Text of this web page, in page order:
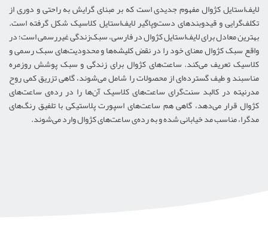
لایف‌استایل کژوال مفهوم جدیدی است که بر مبنای گرایش به راحتی و دوری از
تکلف‌گرایی و قید‌وبندهای دست‌وپاگیر لایف‌استایل کلاسیک شکل گرفته است.
بهترین معادل برای لایف‌استایل کژوال در فارسی، سبک‌زندگی غیررسمی است؛ در
واقع سبک کژوال معنای خود را در نقض کلیشه‌ها و محدودیت‌های سبک رسمی و
کلاسیک تعریف می‌کند. ساعت‌های کژوال برای زندگی و سبک پوشش روزمره
مناسبند و طیف گسترده‌ای از محصولات را شامل می‌شوند، گاهی تزریق کمی روح
مدرنیته در کالبد سنت‌گرای ساعت‌های کلاسیک آن‌ها را در رده‌ی ساعت‌های
کژوال قرار می‌دهد، گاهی هم ساعت‌های اسپورت پلاستیکی با تلفیق رنگ‌های
مدگرا، مناسب مد خیابانی شده و به رده‌ی ساعت‌های کژوال وارد می‌شوند.